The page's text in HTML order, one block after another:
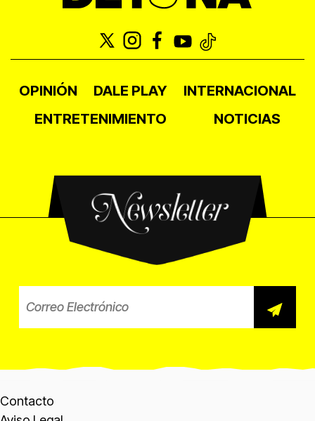
OPINIÓN DALE PLAY
INTERNACIONAL
ENTRETENIMIENTO
NOTICIAS
Newsletter
Contacto